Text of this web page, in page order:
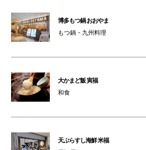
博多もつ鍋 おおやま
もつ鍋・九州料理
大かまど飯 寅福
和食
天ぷらすし海鮮 米福